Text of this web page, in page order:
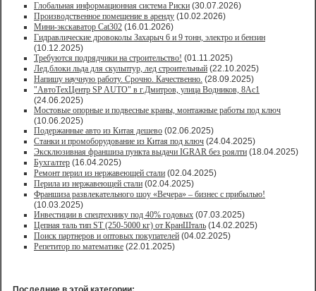
Глобальная информационная система Риски (30.07.2026)
Производственное помещение в аренду (10.02.2026)
Мини-экскаватор Cat302 (16.01.2026)
Гидравлические дровоколы Захарыч 6 и 9 тонн, электро и бензин
(10.12.2025)
Требуются подрядчики на строительство! (01.11.2025)
Лед,блоки льда для скульптур, лед строительный (22.10.2025)
Напишу научную работу. Срочно. Качественно. (28.09.2025)
"АвтоТехЦентр SP AUTO" в г.Дмитров, улица Водников, 8Ас1
(24.06.2025)
Мостовые опорные и подвесные краны, монтажные работы под ключ
(10.06.2025)
Подержанные авто из Китая дешево (02.06.2025)
Станки и промоборудование из Китая под ключ (24.04.2025)
Эксклюзивная франшиза пункта выдачи IGRAR без роялти (18.04.2025)
Бухгалтер (16.04.2025)
Ремонт перил из нержавеющей стали (02.04.2025)
Перила из нержавеющей стали (02.04.2025)
Франшиза развлекательного шоу «Вечера» – бизнес с прибылью!
(10.03.2025)
Инвестиции в спецтехнику под 40% годовых (07.03.2025)
Цепная таль тип ST (250-5000 кг) от КранШталь (14.02.2025)
Поиск партнеров и оптовых покупателей (04.02.2025)
Репетитор по математике (22.01.2025)